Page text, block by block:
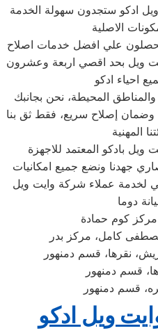
ادكو ستجدون سهولة الخدمة
علي افضل خدمات اصلاح
وايت ويل بحد اقصي اربعة وعشرون
المحيطة، نحن بجانبك
وضمان إصلاح سريع، فقط ثق بنا
ويل بادكو المعتمد للاجهزة
جهدنا ونضع جميع امكانيات
لخدمة عملاء شركة وايت ويل
مركز كوم حمادة
كامل، مركز بدر
نقرها، قسم دمنهور
قسم دمنهور
قسم دمنهور
ويل ادكو